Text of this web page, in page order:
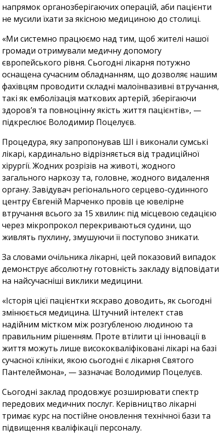
напрямок органозберігаючих операцій, аби пацієнти
не мусили їхати за якісною медициною до столиці.
«Ми системно працюємо над тим, щоб жителі нашої
громади отримували медичну допомогу
європейського рівня. Сьогодні лікарня потужно
оснащена сучасним обладнанням, що дозволяє нашим
фахівцям проводити складні малоінвазивні втручання,
такі як емболізація маткових артерій, зберігаючи
здоров’я та повноцінну якість життя пацієнтів», —
підкреслює Володимир Поцелуєв.
Процедура, яку запропонував ШІ і виконали сумські
лікарі, кардинально відрізняється від традиційної
хірургії. Жодних розрізів на животі, жодного
загального наркозу та, головне, жодного видалення
органу. Завідувач регіонального серцево-судинного
центру Євгеній Марченко провів це ювелірне
втручання всього за 15 хвилин: під місцевою седацією
через мікропрокол перекриваються судини, що
живлять пухлину, змушуючи її поступово зникати.
За словами очільника лікарні, цей показовий випадок
демонструє абсолютну готовність закладу відповідати
на найсучасніші виклики медицини.
«Історія цієї пацієнтки яскраво доводить, як сьогодні
змінюється медицина. Штучний інтелект став
надійним містком між розгубленою людиною та
правильним рішенням. Проте втілити ці інновації в
життя можуть лише висококваліфіковані лікарі на базі
сучасної клініки, якою сьогодні є лікарня Святого
Пантелеймона», — зазначає Володимир Поцелуєв.
Сьогодні заклад продовжує розширювати спектр
передових медичних послуг. Керівництво лікарні
тримає курс на постійне оновлення технічної бази та
підвищення кваліфікації персоналу.